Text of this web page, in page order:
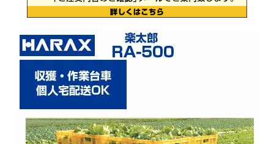
閲覧履歴一覧
農業機械
農業資材
作業用品
補修部品